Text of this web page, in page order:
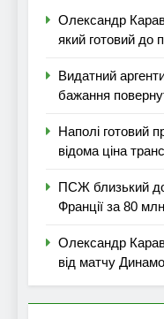
Олександр
який готовий до
Видатний
бажання
Наполі готовий
відома ціна
ПСЖ близький до
Франції за 80
Олександр
від матчу